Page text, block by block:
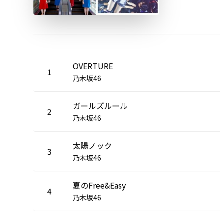
1 OVERTURE
乃木坂46
2 ガールズルール
乃木坂46
3 太陽ノック
乃木坂46
4 夏のFree&Easy
乃木坂46